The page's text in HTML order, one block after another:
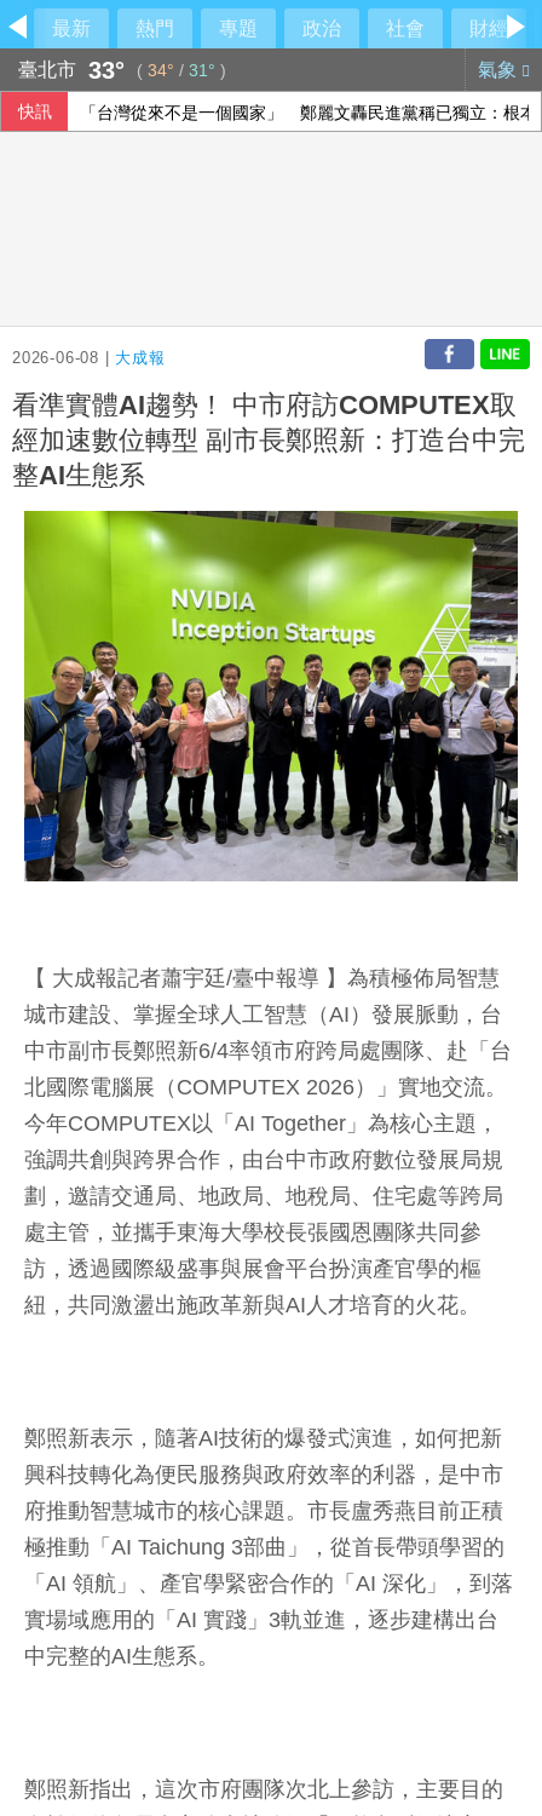
最新 熱門 專題 政治 社會
財經
臺北市 33° ( 34° / 31° ) 氣象
快訊 「台灣從來不是一個國家」 鄭麗文轟民進黨稱已獨立：根本
2026-06-08 | 大成報
看準實體AI趨勢！ 中市府訪COMPUTEX取
經加速數位轉型 副市長鄭照新：打造台中完
整AI生態系
【 大成報記者蕭宇廷/臺中報導 】為積極佈局智慧
城市建設、掌握全球人工智慧（AI）發展脈動，台
中市副市長鄭照新6/4率領市府跨局處團隊、赴「台
北國際電腦展（COMPUTEX 2026）」實地交流。
今年COMPUTEX以「AI Together」為核心主題，
強調共創與跨界合作，由台中市政府數位發展局規
劃，邀請交通局、地政局、地稅局、住宅處等跨局
處主管，並攜手東海大學校長張國恩團隊共同參
訪，透過國際級盛事與展會平台扮演產官學的樞
紐，共同激盪出施政革新與AI人才培育的火花。
鄭照新表示，隨著AI技術的爆發式演進，如何把新
興科技轉化為便民服務與政府效率的利器，是中市
府推動智慧城市的核心課題。市長盧秀燕目前正積
極推動「AI Taichung 3部曲」，從首長帶頭學習的
「AI 領航」、產官學緊密合作的「AI 深化」，到落
實場域應用的「AI 實踐」3軌並進，逐步建構出台
中完整的AI生態系。
鄭照新指出，這次市府團隊次北上參訪，主要目的